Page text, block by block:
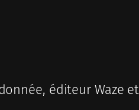
éditeur Waze